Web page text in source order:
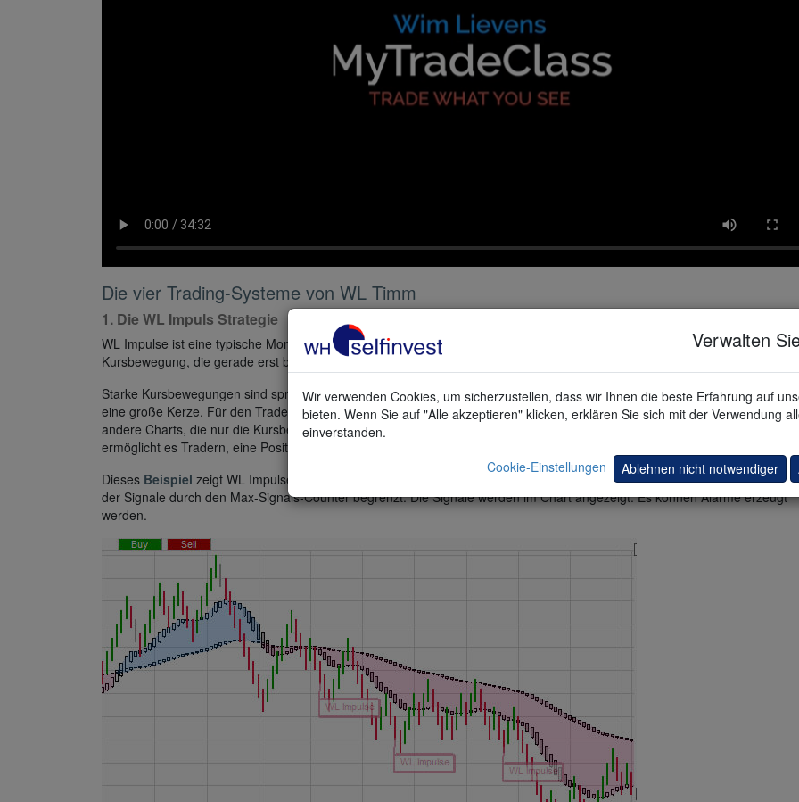
Die vier Trading-Systeme von WL Timm
1. Die WL Impuls Strategie
WL Impulse ist eine typische Momentum-Strategie. Diese Strategie wartet auf ein Zögern (angezeigt durch die WL Triads)
Kursbewegung, die gerade erst beginnt. Sie bevorzugt das zweite oder dritte Zögern.
Starke Kursbewegungen sind sprunghaft und nicht vorhersehbar. Charts mit klassischen Kerzen zeigen zu diesem
eine große Kerze. Für den Trader ist es schwer, einen guten Einstieg zu finden. Es scheint immer zu spät zu sein. WL Bars
andere Charts, die nur die Kursbewegungen und nicht die Zeit anzeigen) und WL Triads zeigen das Zögern der
ermöglicht es Tradern, eine Position während eines Impulses oder einer Schwungphase zu eröffnen.
Dieses Beispiel zeigt WL Impulse Leerverkaufssignale. Trader sollten zu Beginn des Impulses einsteigen. Daher ist die
der Signale durch den Max-Signals-Counter begrenzt. Die Signale werden im Chart angezeigt. Es können Alarme erzeugt
werden.
Verwalten
Wir verwenden Cookies, um sicherzustellen, dass wir Ihnen die beste Erfahrung auf
bieten. Wenn Sie auf "Alle akzeptieren" klicken, erklären Sie sich mit der Verwendung
einverstanden.
Cookie-Einstellungen
Ablehnen nicht notwendiger